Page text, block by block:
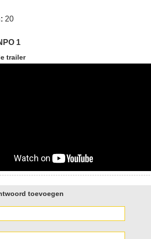
20
1
trailer
toevoegen